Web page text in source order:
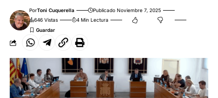
PorToni Cuquerella
Publicado Noviembre 7, 2025
646 Vistas
4 Min Lectura